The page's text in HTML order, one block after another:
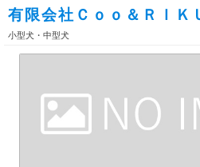
有限会社Ｃｏｏ＆ＲＩＫ
小型犬・中型犬